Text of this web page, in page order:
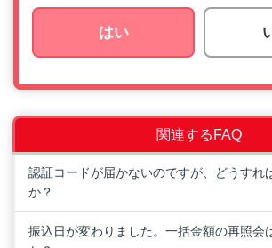
はい
関連するFAQ
認証コードが届かないのですが、どうすれ
か？
振込日が変わりました。一括金額の再照会